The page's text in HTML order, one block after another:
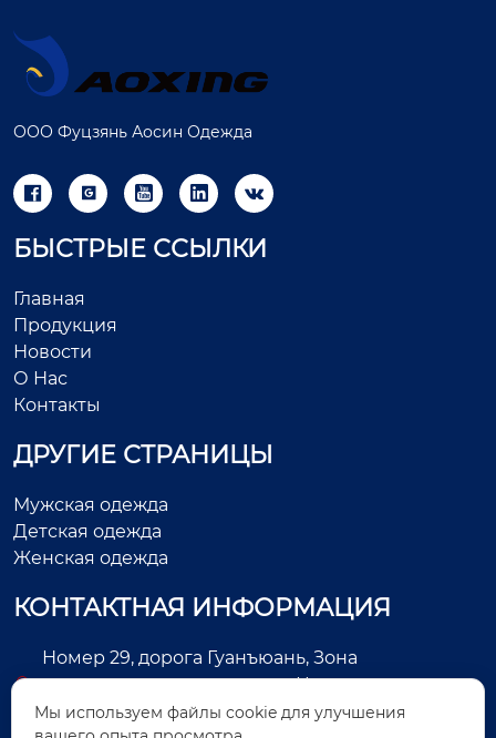
ООО Фуцзянь Аосин Одежда
    
БЫСТРЫЕ ССЫЛКИ
Главная
Продукция
Новости
О Нас
Контакты
ДРУГИЕ СТРАНИЦЫ
Мужская одежда
Детская одежда
Женская одежда
КОНТАКТНАЯ ИНФОРМАЦИЯ
Номер 29, дорога Гуанъюань, Зона
экономического развития, Цзиньцзян, город
Цюаньчжоу, провинция Фуцзянь, Китай
Мы используем файлы cookie для улучшения